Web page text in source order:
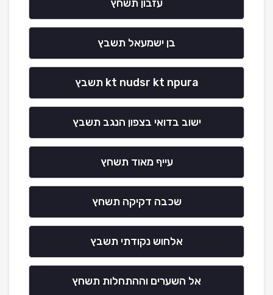
עזבון תשחץ
בן ישמעאל תשבץ
kt nudsr kt npura תשבץ
ישוב בדואי בצפון הנגב תשבץ
עייף מאוד תשחץ
שכבה דקיקה תשחץ
אלחוש נקודתי תשבץ
אל השערים וההתחלות תשחץ